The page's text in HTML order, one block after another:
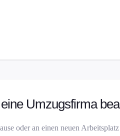
Umzugsfirma
oder an einen neuen